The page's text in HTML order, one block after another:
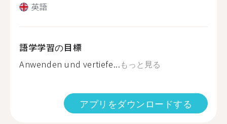
英語
語学学習の目標
Anwenden und vertiefe...もっと見る
アプリをダウンロードする